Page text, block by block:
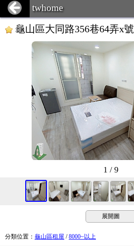
twhome
龜山區大同路356巷64弄x號
1 / 9
展開圖
分類位置 ： 龜山區租屋 /8000~以上